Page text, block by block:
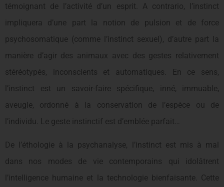
témoignant de l’activité d’un esprit. A contrario, l’instinct
impliquera d’une part la notion de pulsion et de force
psychosomatique (comme l’instinct sexuel), d’autre part la
manière d’agir des animaux avec des gestes relativement
stéréotypés, inconscients et automatiques. En ce sens,
l’instinct est un savoir-faire spécifique, inné, immuable,
aveugle, ordonné à la conservation de l’espèce ou de
l’individu. Le geste instinctif est d’emblée parfait…
De l’éthologie à la psychanalyse, l’instinct est mis à mal
dans nos modes de vie contemporains qui idolâtrent
l’intelligence humaine et la technologie bienfaisante. Cette